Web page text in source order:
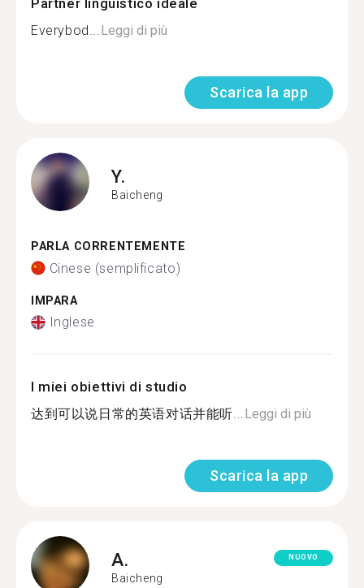
Partner linguistico ideale
Everybod...Leggi di più
Scarica la app
Y.
Baicheng
PARLA CORRENTEMENTE
Cinese (semplificato)
IMPARA
Inglese
I miei obiettivi di studio
达到可以说日常的英语对话并能听...Leggi di più
Scarica la app
A.
Baicheng
NUOVO